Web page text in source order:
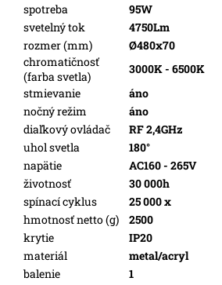
spotreba
95W
svetelný tok
4750Lm
rozmer (mm)
Ø480x70
chromatičnosť
(farba svetla)
3000K - 6500K
stmievanie
áno
nočný režim
áno
diaľkový ovládač
RF 2,4GHz
uhol svetla
180°
napätie
AC160 - 265V
životnosť
30 000h
spínací cyklus
25 000 x
hmotnosť netto (g)
2500
krytie
IP20
materiál
metal/acryl
balenie
1